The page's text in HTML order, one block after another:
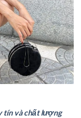
tín và chất lượng